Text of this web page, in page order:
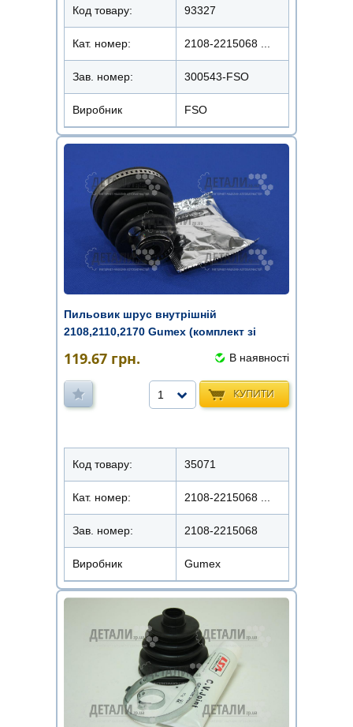
Код товару: 93327
Кат. номер: 2108-2215068 ...
Зав. номер: 300543-FSO
Виробник FSO
Пильовик шрус внутрішній
2108,2110,2170 Gumex (комплект зі
119.67 грн. В наявності
КУПИТИ
1
Код товару: 35071
Кат. номер: 2108-2215068 ...
Зав. номер: 2108-2215068
Виробник Gumex